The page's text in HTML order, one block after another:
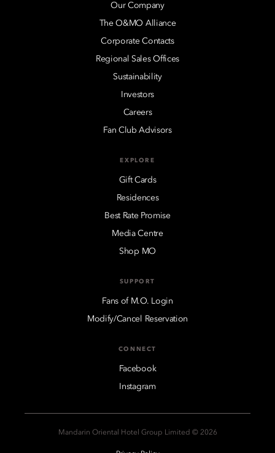
Our Company
The O&MO Alliance
Corporate Contacts
Regional Sales Offices
Sustainability
Investors
Careers
Fan Club Advisors
EXPLORE
Gift Cards
Residences
Best Rate Promise
Media Centre
Shop MO
SUPPORT
Fans of M.O. Login
Modify/Cancel Reservation
CONNECT
Facebook
Instagram
2026 © Mandarin Oriental Hotel Group Limited